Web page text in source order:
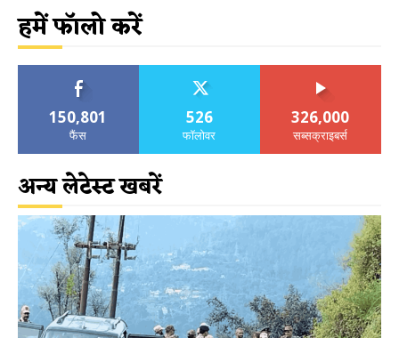
हमें फॉलो करें
150,801
फैंस
526
फॉलोवर
326,000
सब्सक्राइबर्स
अन्य लेटेस्ट खबरें